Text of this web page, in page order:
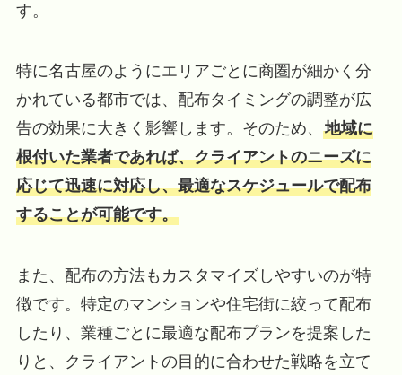
す。
特に名古屋のようにエリアごとに商圏が細かく分
かれている都市では、配布タイミングの調整が広
告の効果に大きく影響します。そのため、 地域に
根付いた業者であれば、クライアントのニーズに
応じて迅速に対応し、最適なスケジュールで配布
することが可能です。
また、配布の方法もカスタマイズしやすいのが特
徴です。特定のマンションや住宅街に絞って配布
したり、業種ごとに最適な配布プランを提案した
りと、クライアントの目的に合わせた戦略を立て